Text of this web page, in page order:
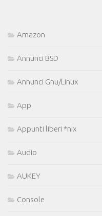
Amazon
Annunci BSD
Annunci Gnu/Linux
App
Appunti liberi *nix
Audio
AUKEY
Console